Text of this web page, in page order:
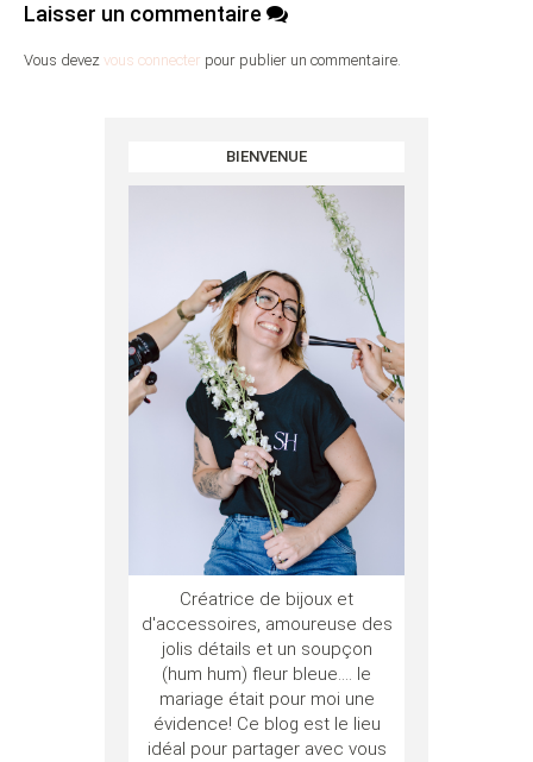
Laisser un commentaire
Vous devez vous connecter pour publier un commentaire.
BIENVENUE
Créatrice de bijoux et
d'accessoires, amoureuse des
jolis détails et un soupçon
(hum hum) fleur bleue.... le
mariage était pour moi une
évidence! Ce blog est le lieu
idéal pour partager avec vous